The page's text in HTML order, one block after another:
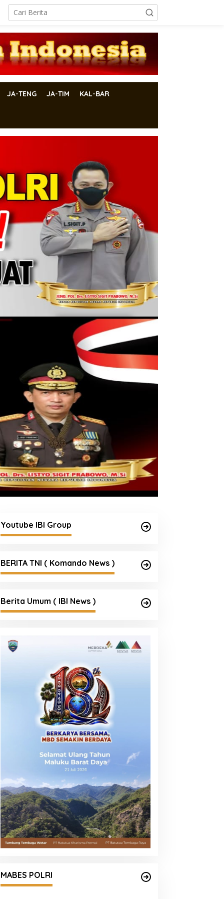
JA-TENG JA-TIM KAL-BAR
Youtube IBI Group
BERITA TNI ( Komando News )
Berita Umum ( IBI News )
MABES POLRI